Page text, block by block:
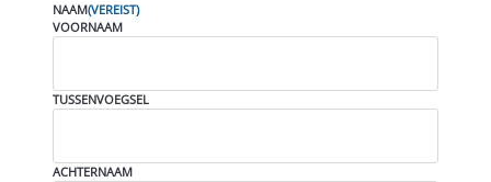
NAAM(VEREIST)
VOORNAAM
TUSSENVOEGSEL
ACHTERNAAM